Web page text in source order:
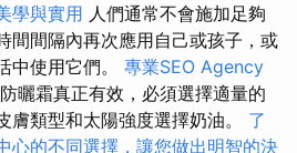
學與實用 人們通常不會施加足夠
間間隔內再次應用自己或孩子，或
中使用它們。 專業SEO Agency
曬霜真正有效，必須選擇適量的
膚類型和太陽強度選擇奶油。 了
心的不同選擇，讓您做出明智的決